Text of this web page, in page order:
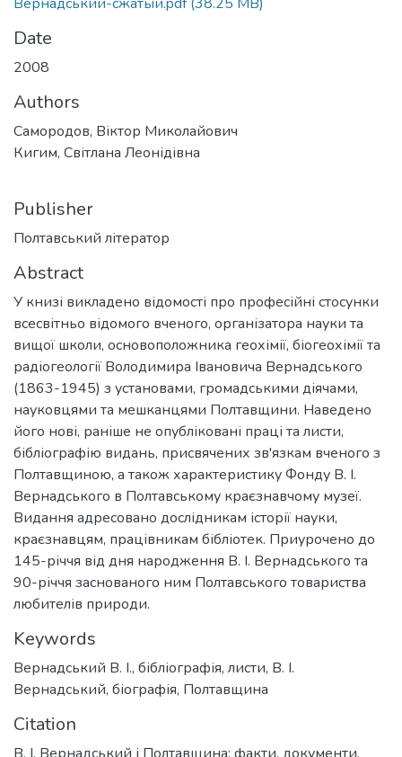
Date
2008
Authors
Самородов, Віктор Миколайович
Кигим, Світлана Леонідівна
Publisher
Полтавський літератор
Abstract
У книзі викладено відомості про професійні стосунки
всесвітньо відомого вченого, організатора науки та
вищої школи, основоположника геохімії, біогеохімії та
радіогеології Володимира Івановича Вернадського
(1863-1945) з установами, громадськими діячами,
науковцями та мешканцями Полтавщини. Наведено
його нові, раніше не опубліковані праці та листи,
бібліографію видань, присвячених зв'язкам вченого з
Полтавщиною, а також характеристику Фонду В. І.
Вернадського в Полтавському краєзнавчому музеї.
Видання адресовано дослідникам історії науки,
краєзнавцям, працівникам бібліотек. Приурочено до
145-річчя від дня народження В. І. Вернадського та
90-річчя заснованого ним Полтавського товариства
любителів природи.
Keywords
Вернадський В. І., бібліографія, листи, В. І.
Вернадський, біографія, Полтавщина
Citation